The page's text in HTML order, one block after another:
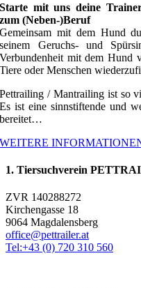
Starte mit uns deine
zum (Neben-)Beruf
Gemeinsam mit dem Hund
seinem Geruchs- und
Verbundenheit mit dem Hund
Tiere oder Menschen
Pettrailing / Mantrailing ist so
Es ist eine sinnstiftende und
bereitet…
WEITERE
1. Tiersuchverein
ZVR 140288272
Kirchengasse 18
9064 Magdalensberg
office@pettrailer.at
Tel:+43 (0) 720 310 560